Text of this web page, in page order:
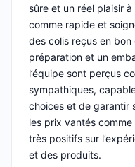
sûre et un réel plaisir
comme rapide et
des colis reçus en
préparation et un
l’équipe sont perçus
sympathiques,
choices et de garantir
les prix vantés
très positifs sur
et des produits.